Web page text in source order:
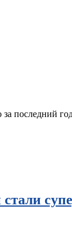
последний